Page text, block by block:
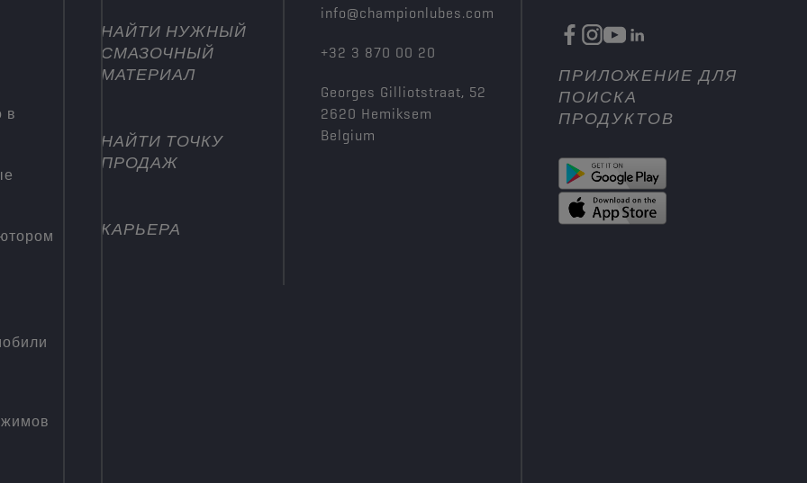
в
НАЙТИ НУЖНЫЙ
СМАЗОЧНЫЙ
МАТЕРИАЛ
НАЙТИ ТОЧКУ
ПРОДАЖ
КАРЬЕРА
info@championlubes.com
+32 3 870 00 20
Georges Gilliotstraat, 52
2620 Hemiksem
Belgium
ПРИЛОЖЕНИЕ ДЛЯ
ПОИСКА
ПРОДУКТОВ